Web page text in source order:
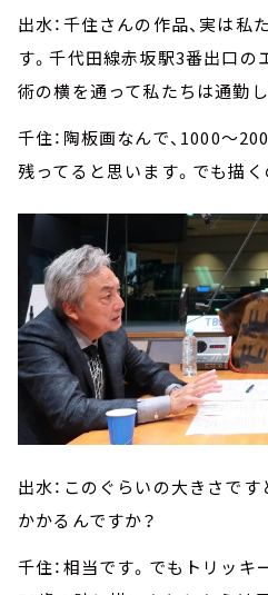
出水：千住さんの作品、実は
す。千代田線赤坂駅3番出口の
術の横を通って私たちは通勤し
千住：陶板画なんで、1000～
残ってると思います。でも描
出水：このぐらいの大きさで
かかるんですか？
千住：相当です。でもトリッキ